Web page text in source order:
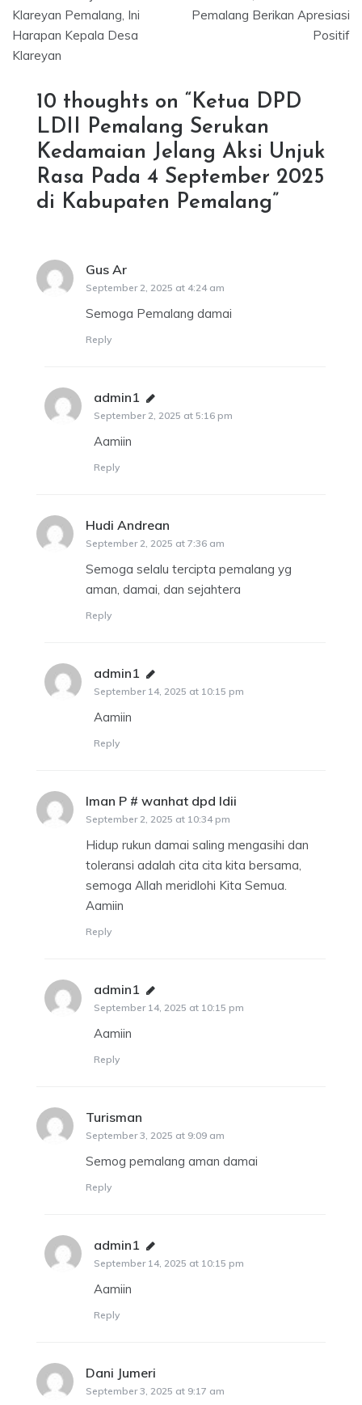
Klareyan Pemalang, Ini
Harapan Kepala Desa
Klareyan
Pemalang Berikan Apresiasi
Positif
10 thoughts on “Ketua DPD
LDII Pemalang Serukan
Kedamaian Jelang Aksi Unjuk
Rasa Pada 4 September 2025
di Kabupaten Pemalang”
Gus Ar
September 2, 2025 at 4:24 am
Semoga Pemalang damai
Reply
admin1 says:
September 2, 2025 at 5:16 pm
Aamiin
Reply
Hudi Andrean
September 2, 2025 at 7:36 am
Semoga selalu tercipta pemalang yg
aman, damai, dan sejahtera
Reply
admin1 says:
September 14, 2025 at 10:15 pm
Aamiin
Reply
Iman P # wanhat dpd ldii
September 2, 2025 at 10:34 pm
Hidup rukun damai saling mengasihi dan
toleransi adalah cita cita kita bersama,
semoga Allah meridlohi Kita Semua.
Aamiin
Reply
admin1 says:
September 14, 2025 at 10:15 pm
Aamiin
Reply
Turisman
September 3, 2025 at 9:09 am
Semog pemalang aman damai
Reply
admin1 says:
September 14, 2025 at 10:15 pm
Aamiin
Reply
Dani Jumeri
September 3, 2025 at 9:17 am